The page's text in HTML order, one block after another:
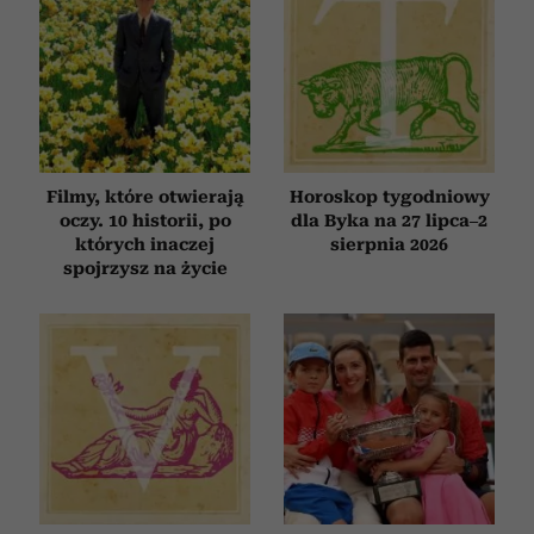
Filmy, które otwierają
oczy. 10 historii, po
których inaczej
spojrzysz na życie
Horoskop tygodniowy
dla Byka na 27 lipca–2
sierpnia 2026